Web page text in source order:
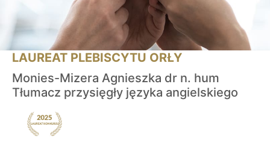
LAUREAT PLEBISCYTU ORŁY
Monies-Mizera Agnieszka dr n. hum
Tłumacz przysięgły języka angielskiego